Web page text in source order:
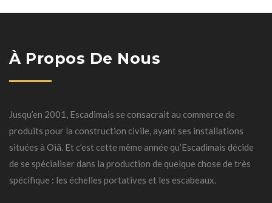
À Propos De Nous
Jusqu’en 2001, Escadimais se consacrait au commerce de
produits pour la construction civile, ayant ses installations
situées à Oiã. Et c’est cette même année qu’Escadimais décide
de se spécialiser dans la production de quelque chose de très
spécifique : les échelles portatives et les escabeaux.